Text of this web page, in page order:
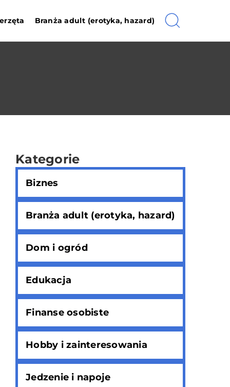
Branża adult (erotyka, hazard)
Kategorie
Biznes
Branża adult (erotyka, hazard)
Dom i ogród
Edukacja
Finanse osobiste
Hobby i zainteresowania
Jedzenie i napoje